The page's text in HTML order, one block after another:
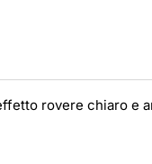
rovere chiaro e